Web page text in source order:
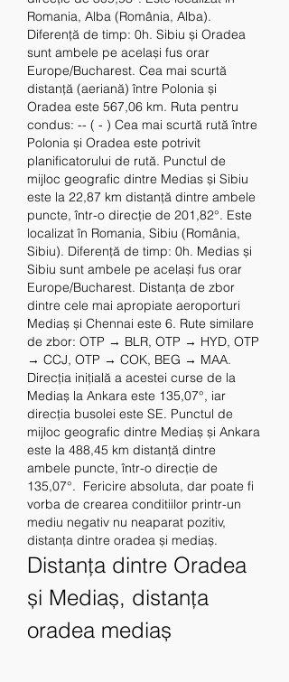
Romania, Alba (România, Alba).
Diferență de timp: 0h. Sibiu și Oradea
sunt ambele pe același fus orar
Europe/Bucharest. Cea mai scurtă
distanță (aeriană) între Polonia și
Oradea este 567,06 km. Ruta pentru
condus: -- ( - ) Cea mai scurtă rută între
Polonia și Oradea este potrivit
planificatorului de rută. Punctul de
mijloc geografic dintre Medias și Sibiu
este la 22,87 km distanță dintre ambele
puncte, într-o direcție de 201,82°. Este
localizat în Romania, Sibiu (România,
Sibiu). Diferență de timp: 0h. Medias și
Sibiu sunt ambele pe același fus orar
Europe/Bucharest. Distanța de zbor
dintre cele mai apropiate aeroporturi
Mediaș și Chennai este 6. Rute similare
de zbor: OTP → BLR, OTP → HYD, OTP
→ CCJ, OTP → COK, BEG → MAA.
Direcția inițială a acestei curse de la
Mediaș la Ankara este 135,07°, iar
direcția busolei este SE. Punctul de
mijloc geografic dintre Mediaș și Ankara
este la 488,45 km distanță dintre
ambele puncte, într-o direcție de
135,07°.  Fericire absoluta, dar poate fi
vorba de crearea conditiilor printr-un
mediu negativ nu neaparat pozitiv,
distanța dintre oradea și mediaș.
Distanța dintre Oradea
și Mediaș, distanța
oradea mediaș